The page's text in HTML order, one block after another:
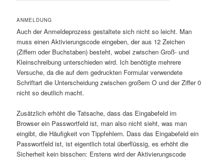
ANMELDUNG
Auch der Anmeldeprozess gestaltete sich nicht so leicht. Man
muss einen Aktivierungscode eingeben, der aus 12 Zeichen
(Ziffern oder Buchstaben) besteht, wobei zwischen Groß- und
Kleinschreibung unterschieden wird. Ich benötigte mehrere
Versuche, da die auf dem gedruckten Formular verwendete
Schriftart die Unterscheidung zwischen großem O und der Ziffer 0
nicht so deutlich macht.
Zusätzlich erhöht die Tatsache, dass das Eingabefeld im
Browser ein Passwortfeld ist, man also nicht sieht, was man
eingibt, die Häufigkeit von Tippfehlern. Dass das Eingabefeld ein
Passwortfeld ist, ist eigentlich total überflüssig, es erhöht die
Sicherheit kein bisschen: Erstens wird der Aktivierungscode